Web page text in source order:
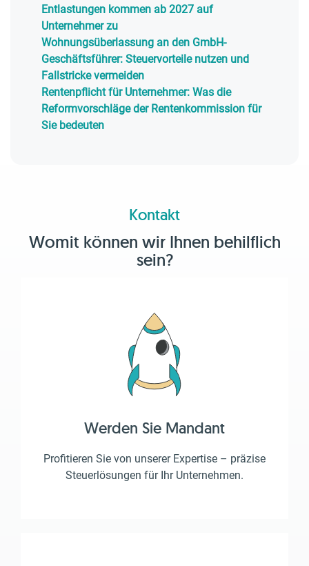
Entlastungen kommen ab 2027 auf
Unternehmer zu
Wohnungsüberlassung an den GmbH-
Geschäftsführer: Steuervorteile nutzen und
Fallstricke vermeiden
Rentenpflicht für Unternehmer: Was die
Reformvorschläge der Rentenkommission für
Sie bedeuten
Kontakt
Womit können wir Ihnen behilflich
sein?
Werden Sie Mandant
Profitieren Sie von unserer Expertise – präzise
Steuerlösungen für Ihr Unternehmen.